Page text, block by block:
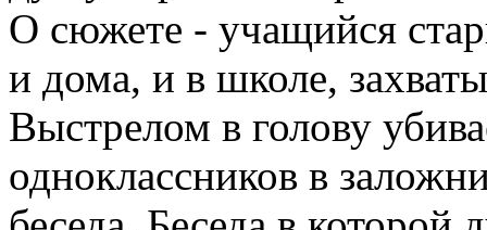
О сюжете - учащийся
и дома, и в школе,
Выстрелом в голову
одноклассников в